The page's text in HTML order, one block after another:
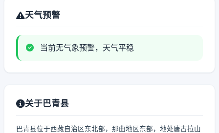
天气预警
当前无气象预警，天气平稳
关于巴青县
巴青县位于西藏自治区东北部，那曲地区东部，地处唐古拉山